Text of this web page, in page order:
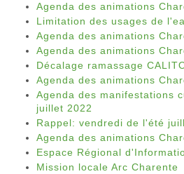
Agenda des animations
Limitation des usages de
Agenda des animations
Agenda des animations
Décalage ramassage
Agenda des animations
Agenda des manifestations
juillet 2022
Rappel: vendredi de l'été
Agenda des animations
Espace Régional
Mission locale Arc Charente